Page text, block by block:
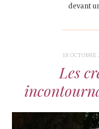
devant
18 OCTOBRE
Les